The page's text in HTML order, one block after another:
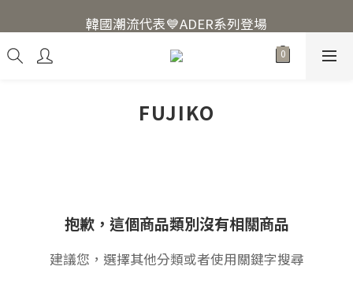
韓國爆紅🔥LUODIN Y2K相機📷
韓國潮流代表💙ADER系列登場
韓國爆紅🔥LUODIN Y2K相機📷
FUJIKO
抱歉，這個商品類別沒有相關商品
建議您，選擇其他分類或者使用關鍵字搜尋